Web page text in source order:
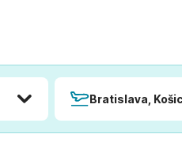
Bratislava,